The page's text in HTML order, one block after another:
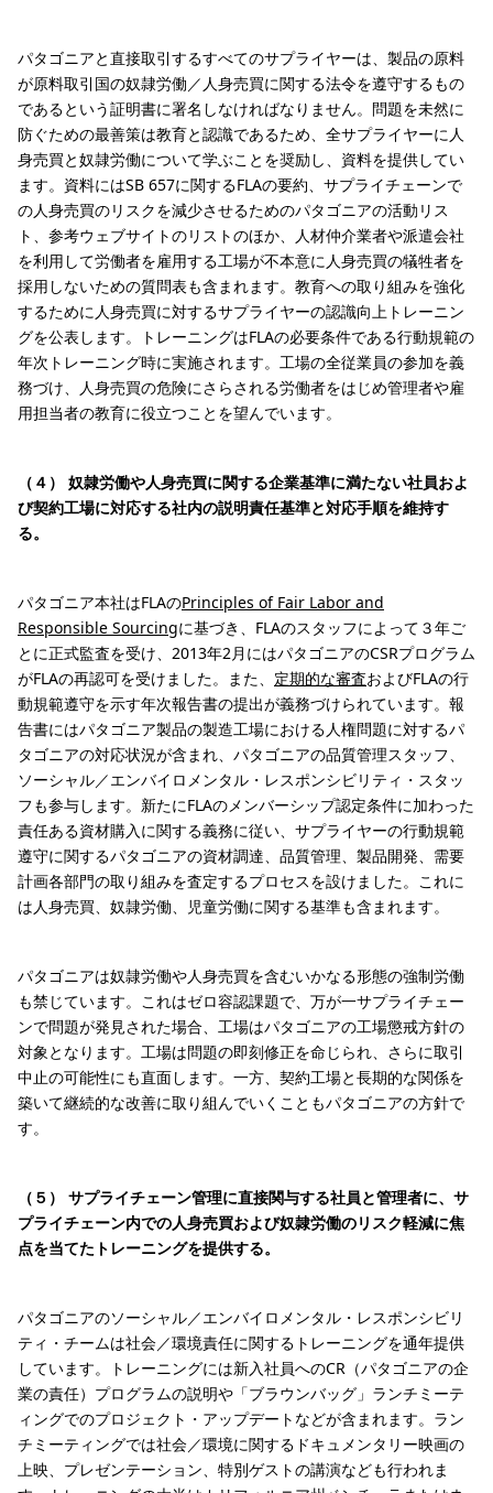
パタゴニアと直接取引するすべてのサプライヤーは、製品の原料
が原料取引国の奴隷労働／人身売買に関する法令を遵守するもの
であるという証明書に署名しなければなりません。問題を未然に
防ぐための最善策は教育と認識であるため、全サプライヤーに人
身売買と奴隷労働について学ぶことを奨励し、資料を提供してい
ます。資料にはSB 657に関するFLAの要約、サプライチェーンで
の人身売買のリスクを減少させるためのパタゴニアの活動リス
ト、参考ウェブサイトのリストのほか、人材仲介業者や派遣会社
を利用して労働者を雇用する工場が不本意に人身売買の犠牲者を
採用しないための質問表も含まれます。教育への取り組みを強化
するために人身売買に対するサプライヤーの認識向上トレーニン
グを公表します。トレーニングはFLAの必要条件である行動規範の
年次トレーニング時に実施されます。工場の全従業員の参加を義
務づけ、人身売買の危険にさらされる労働者をはじめ管理者や雇
用担当者の教育に役立つことを望んでいます。
（４） 奴隷労働や人身売買に関する企業基準に満たない社員およ
び契約工場に対応する社内の説明責任基準と対応手順を維持す
る。
パタゴニア本社はFLAのPrinciples of Fair Labor and
Responsible Sourcingに基づき、FLAのスタッフによって３年ご
とに正式監査を受け、2013年2月にはパタゴニアのCSRプログラム
がFLAの再認可を受けました。また、 定期的な審査およびFLAの行
動規範遵守を示す年次報告書の提出が義務づけられています。報
告書にはパタゴニア製品の製造工場における人権問題に対するパ
タゴニアの対応状況が含まれ、パタゴニアの品質管理スタッフ、
ソーシャル／エンバイロメンタル・レスポンシビリティ・スタッ
フも参与します。新たにFLAのメンバーシップ認定条件に加わった
責任ある資材購入に関する義務に従い、サプライヤーの行動規範
遵守に関するパタゴニアの資材調達、品質管理、製品開発、需要
計画各部門の取り組みを査定するプロセスを設けました。これに
は人身売買、奴隷労働、児童労働に関する基準も含まれます。
パタゴニアは奴隷労働や人身売買を含むいかなる形態の強制労働
も禁じています。これはゼロ容認課題で、万が一サプライチェー
ンで問題が発見された場合、工場はパタゴニアの工場懲戒方針の
対象となります。工場は問題の即刻修正を命じられ、さらに取引
中止の可能性にも直面します。一方、契約工場と長期的な関係を
築いて継続的な改善に取り組んでいくこともパタゴニアの方針で
す。
（５） サプライチェーン管理に直接関与する社員と管理者に、サ
プライチェーン内での人身売買および奴隷労働のリスク軽減に焦
点を当てたトレーニングを提供する。
パタゴニアのソーシャル／エンバイロメンタル・レスポンシビリ
ティ・チームは社会／環境責任に関するトレーニングを通年提供
しています。トレーニングには新入社員へのCR（パタゴニアの企
業の責任）プログラムの説明や「ブラウンバッグ」ランチミーテ
ィングでのプロジェクト・アップデートなどが含まれます。ラン
チミーティングでは社会／環境に関するドキュメンタリー映画の
上映、プレゼンテーション、特別ゲストの講演なども行われま